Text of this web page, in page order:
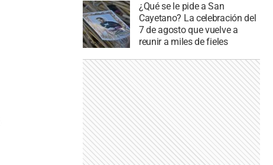
¿Qué se le pide a San
Cayetano? La celebración del
7 de agosto que vuelve a
reunir a miles de fieles